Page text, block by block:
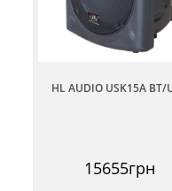
HL AUDIO USK15A BT/
15655грн